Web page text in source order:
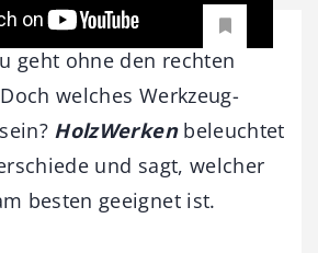
geht ohne den rechten
welches Werkzeug-
HolzWerkenbeleuchtet
und sagt, welcher
besten geeignet ist.